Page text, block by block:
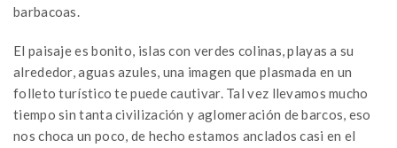
barbacoas.
El paisaje es bonito, islas con verdes colinas, playas a su
alrededor, aguas azules, una imagen que plasmada en un
folleto turístico te puede cautivar. Tal vez llevamos mucho
tiempo sin tanta civilización y aglomeración de barcos, eso
nos choca un poco, de hecho estamos anclados casi en el